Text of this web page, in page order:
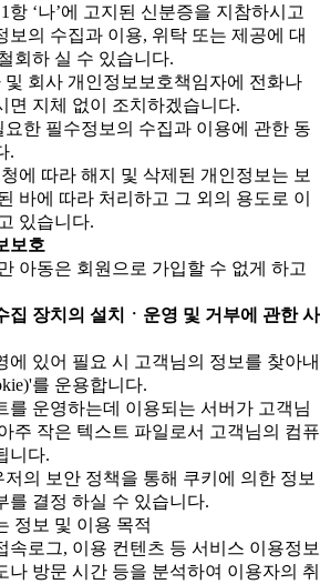
항 ‘나’에 고지된 신분증을 지참하시고
보의 수집과 이용, 위탁 또는 제공에 대
회하 실 수 있습니다.
회사 개인정보보호책임자에 전화나
면 지체 없이 조치하겠습니다.
한 필수정보의 수집과 이용에 관한 동
.
에 따라 해지 및 삭제된 개인정보는 보
바에 따라 처리하고 그 외의 용도로 이
있습니다.
보호
아동은 회원으로 가입할 수 없게 하고
집 장치의 설치ㆍ운영 및 거부에 관한 사
에 있어 필요 시 고객님의 정보를 찾아내
를 운용합니다.
를 운영하는데 이용되는 서버가 고객님
주 작은 텍스트 파일로서 고객님의 컴퓨
니다.
의 보안 정책을 통해 쿠키에 의한 정보
를 결정 하실 수 있습니다.
정보 및 이용 목적
속로그, 이용 컨텐츠 등 서비스 이용정보
나 방문 시간 등을 분석하여 이용자의 취